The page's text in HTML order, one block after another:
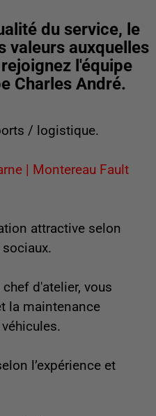
du service, le
valeurs auxquelles
l'équipe
Charles André.
/ logistique.
| Montereau Fault
attractive selon
sociaux.
d'atelier, vous
la maintenance
l’expérience et